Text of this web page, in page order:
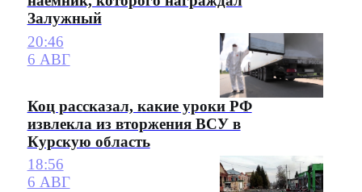
Залужный
20:46
6 АВГ
Коц рассказал, какие уроки РФ
извлекла из вторжения ВСУ в
Курскую область
18:56
6 АВГ